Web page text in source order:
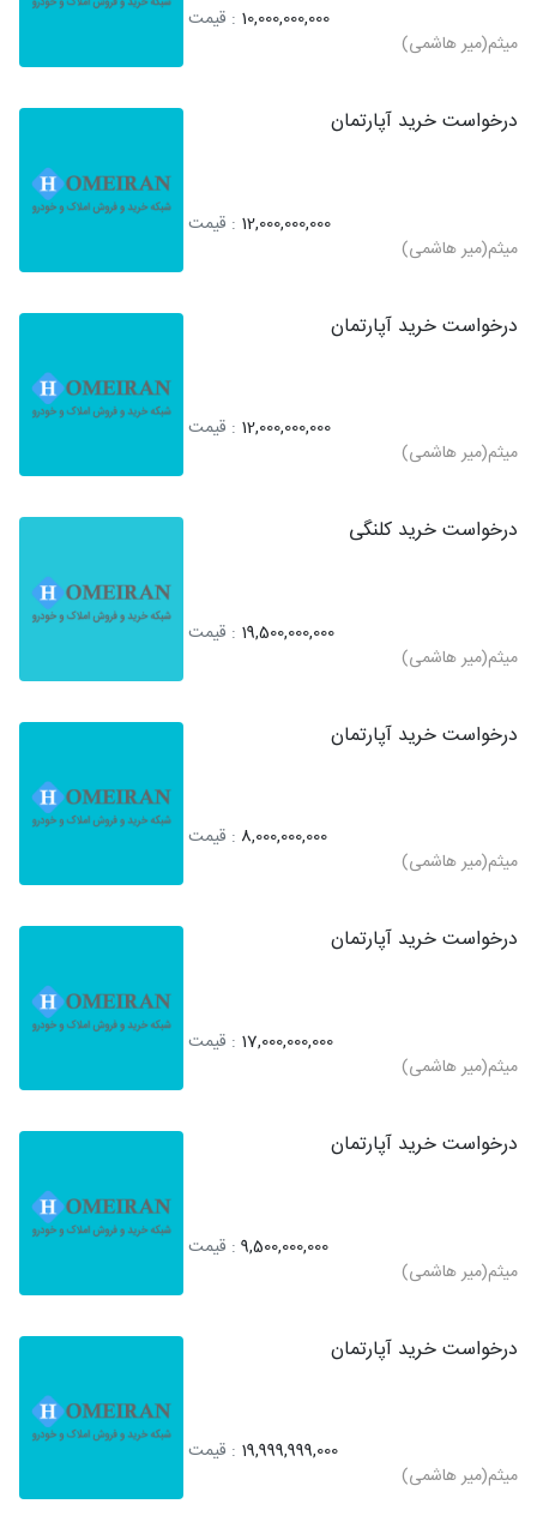
10,000,000,000 : قیمت
میثم(میر هاشمی)
درخواست خرید آپارتمان
12,000,000,000 : قیمت
میثم(میر هاشمی)
درخواست خرید آپارتمان
12,000,000,000 : قیمت
میثم(میر هاشمی)
درخواست خرید کلنگی
19,500,000,000 : قیمت
میثم(میر هاشمی)
درخواست خرید آپارتمان
8,000,000,000 : قیمت
میثم(میر هاشمی)
درخواست خرید آپارتمان
17,000,000,000 : قیمت
میثم(میر هاشمی)
درخواست خرید آپارتمان
9,500,000,000 : قیمت
میثم(میر هاشمی)
درخواست خرید آپارتمان
19,999,999,000 : قیمت
میثم(میر هاشمی)